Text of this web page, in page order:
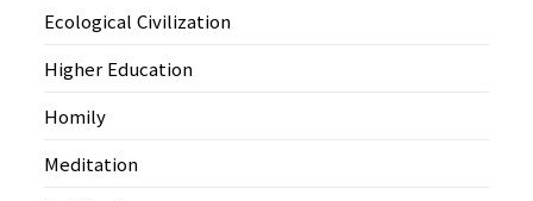
Ecological Civilization
Higher Education
Homily
Meditation